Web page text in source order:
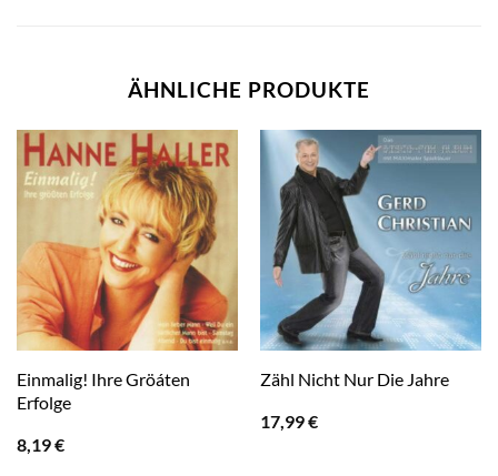
ÄHNLICHE PRODUKTE
Einmalig! Ihre Gröáten
Erfolge
8,19€
Zähl Nicht Nur Die Jahre
17,99€